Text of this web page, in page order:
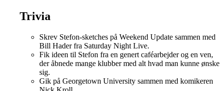
Trivia
Skrev Stefon-sketches på Weekend Update sammen med
Bill Hader fra Saturday Night Live.
Fik ideen til Stefon fra en genert caféarbejder og en ven,
der åbnede mange klubber med alt hvad man kunne ønske
sig.
Gik på Georgetown University sammen med komikeren